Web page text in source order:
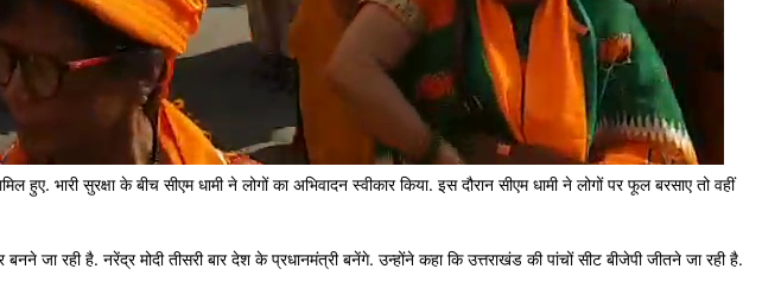
भारी सुरक्षा के बीच सीएम धामी ने लोगों का अभिवादन स्वीकार किया. इस दौरान सीएम धामी ने लोगों पर फूल बरसाए तो वहीं
जा रही है. नरेंद्र मोदी तीसरी बार देश के प्रधानमंत्री बनेंगे. उन्होंने कहा कि उत्तराखंड की पांचों सीट बीजेपी जीतने जा रही है.